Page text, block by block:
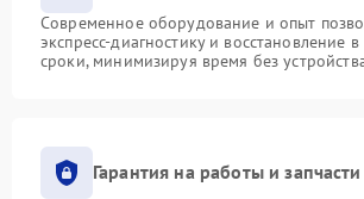
Современное оборудование и опыт
экспресс-диагностику и восстановление
сроки, минимизируя время без
Гарантия на работы и запчасти